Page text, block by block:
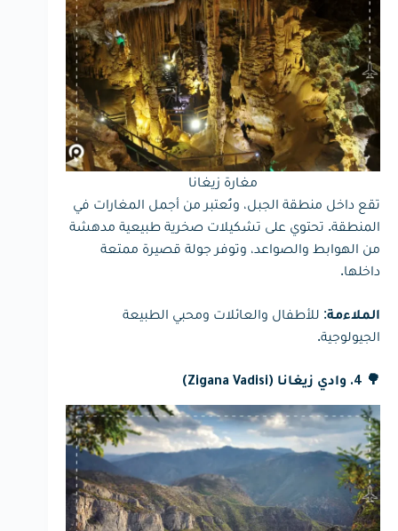
مغارة زيغانا
تقع داخل منطقة الجبل، وتُعتبر من أجمل المغارات في
المنطقة. تحتوي على تشكيلات صخرية طبيعية مدهشة
من الهوابط والصواعد، وتوفر جولة قصيرة ممتعة
داخلها.
الملاءمة: للأطفال والعائلات ومحبي الطبيعة
الجيولوجية.
🌳 4. وادي زيغانا (Zigana Vadisi)